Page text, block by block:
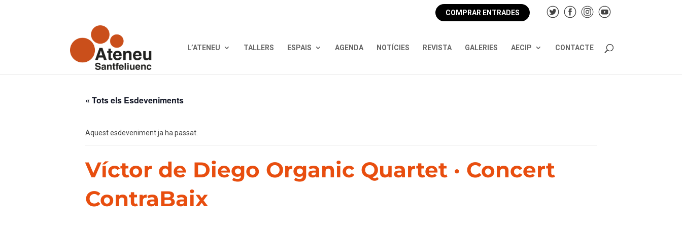
COMPRAR ENTRADES
L’ATENEU TALLERS ESPAIS AGENDA NOTÍCIES REVISTA GALERIES AECIP CONTACTE
« Tots els Esdeveniments
Aquest esdeveniment ja ha passat.
Víctor de Diego Organic Quartet · Concert
ContraBaix